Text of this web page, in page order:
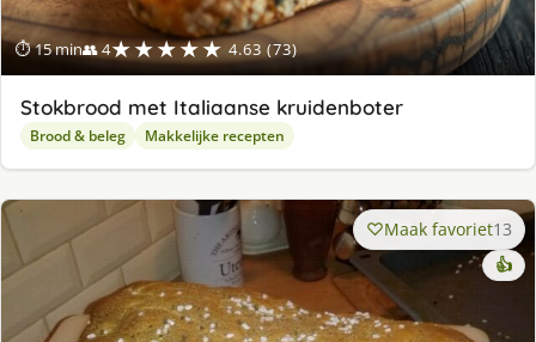
⏱ 15 min👥 4★★★★★ 4.63 (73)
Stokbrood met Italiaanse kruidenboter
Brood & beleg Makkelijke recepten
Maak favoriet13
👍